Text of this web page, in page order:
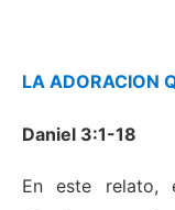
LA ADORACION
Daniel 3:1-18
En este relato,